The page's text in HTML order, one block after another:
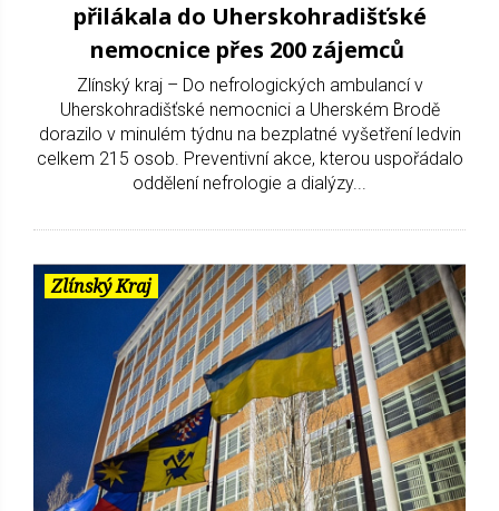
přilákala do Uherskohradišťské
nemocnice přes 200 zájemců
Zlínský kraj – Do nefrologických ambulancí v
Uherskohradišťské nemocnici a Uherském Brodě
dorazilo v minulém týdnu na bezplatné vyšetření ledvin
celkem 215 osob. Preventivní akce, kterou uspořádalo
oddělení nefrologie a dialýzy...
Zlínský Kraj